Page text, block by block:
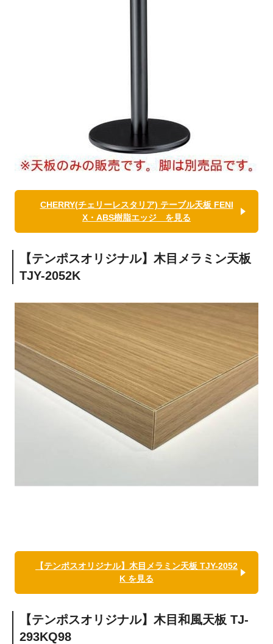
CHERRY(チェリーレスタリア) テーブル天板 FENI
X・ABS樹脂エッジ を見る
【テンポスオリジナル】木目メラミン天板
TJY-2052K
【テンポスオリジナル】木目メラミン天板 TJY-2052
K を見る
【テンポスオリジナル】木目和風天板 TJ-
293KQ98